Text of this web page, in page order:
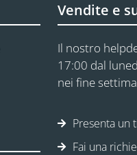
Vendite e
Il nostro
17:00 dal
nei fine
Presenta un
Fai una